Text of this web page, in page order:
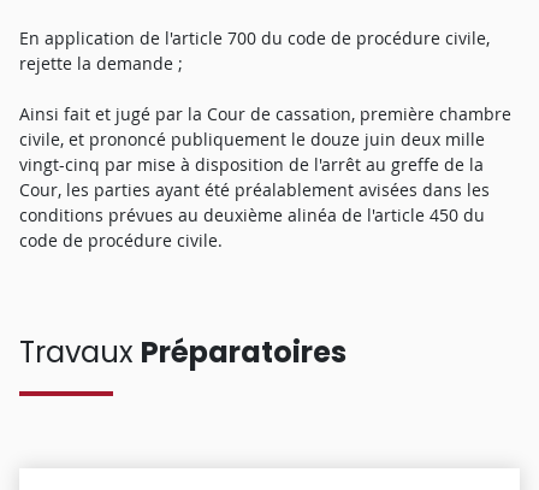
En application de l'article 700 du code de procédure civile,
rejette la demande ;
Ainsi fait et jugé par la Cour de cassation, première chambre
civile, et prononcé publiquement le douze juin deux mille
vingt-cinq par mise à disposition de l'arrêt au greffe de la
Cour, les parties ayant été préalablement avisées dans les
conditions prévues au deuxième alinéa de l'article 450 du
code de procédure civile.
Travaux Préparatoires